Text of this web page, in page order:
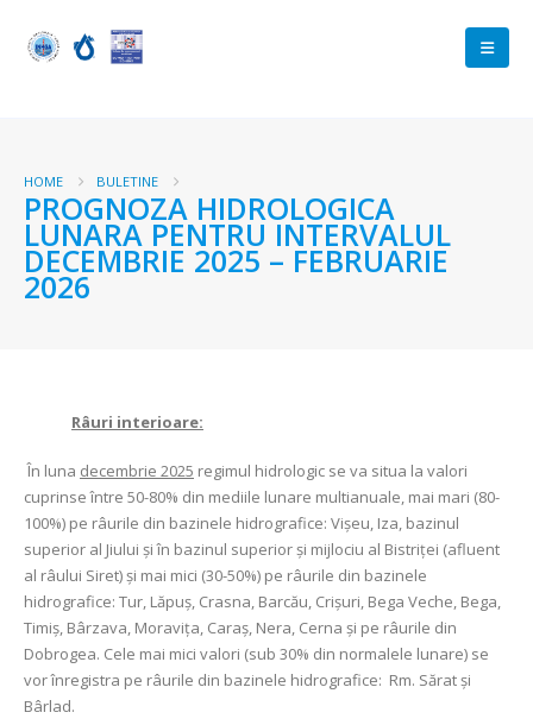
HOME BULETINE
PROGNOZA HIDROLOGICA
LUNARA PENTRU INTERVALUL
DECEMBRIE 2025 – FEBRUARIE
2026
Râuri interioare:
În luna decembrie 2025 regimul hidrologic se va situa la valori
cuprinse între 50-80% din mediile lunare multianuale, mai mari (80-
100%) pe râurile din bazinele hidrografice: Vișeu, Iza, bazinul
superior al Jiului și în bazinul superior și mijlociu al Bistriţei (afluent
al râului Siret) și mai mici (30-50%) pe râurile din bazinele
hidrografice: Tur, Lăpuș, Crasna, Barcău, Crișuri, Bega Veche, Bega,
Timiș, Bârzava, Moraviţa, Caraș, Nera, Cerna și pe râurile din
Dobrogea. Cele mai mici valori (sub 30% din normalele lunare) se
vor înregistra pe râurile din bazinele hidrografice: Rm. Sărat și
Bârlad.